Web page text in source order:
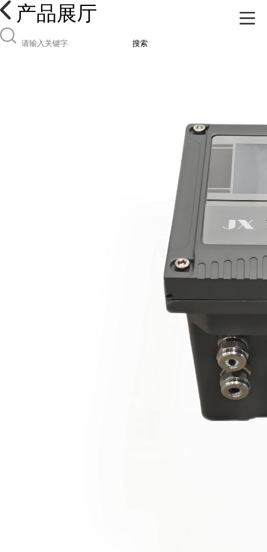
产品展厅
搜索